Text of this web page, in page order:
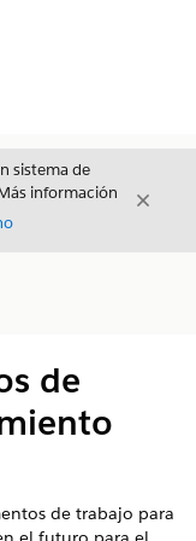
sistema de
información
Cerrar
de
de trabajo para